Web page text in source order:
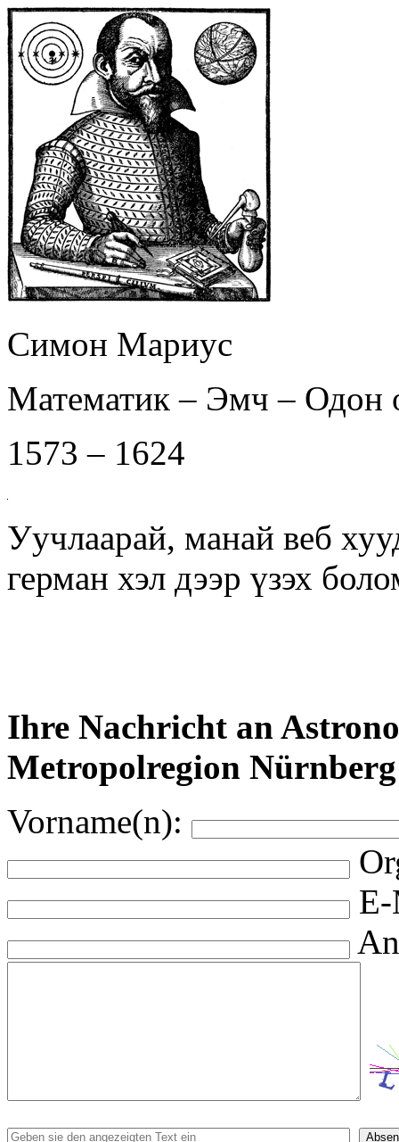
Симон Мариус
Математик – Эмч – Одон
1573 – 1624
Уучлаарай, манай веб
герман хэл дээр үзэх
Ihre Nachricht an
Metropolregion
Vorname(n):